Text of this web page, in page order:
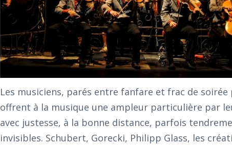
Les musiciens, parés entre fanfare et frac de
offrent à la musique une ampleur particulière par
avec justesse, à la bonne distance, parfois
invisibles. Schubert, Gorecki, Philipp Glass, les